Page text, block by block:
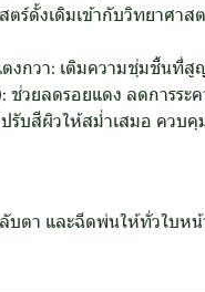
ร์ดั้งเดิมเข้ากับวิทยาศา
งกวา: เติมความชุ่มชื้นที่
ช่วยลดรอยแดง ลดการระ
รับสีผิวให้สม่ำเสมอ ควบ
บตา และฉีดพ่นให้ทั่วใบ